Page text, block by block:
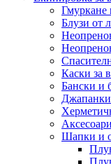
Гмуркане
Блузи от
Каски за
Бански и
Джапанки
Шапки и